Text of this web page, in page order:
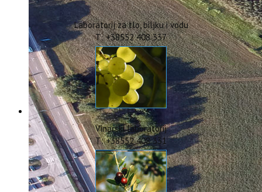
Statut
Strategija
CIP
Pravo na pristup informacijama
Zaštita osobnih podataka
Godišnji izvještaj
Javna nabava
Natječaji za radna mjesta
Zakonodavni okvir
Akti Instituta
Linkovi
Kontakt
webmail
Popularizacija znanosti
ERASMUS+
Laboratorij za tlo, biljku i vodu
T: +38552 408 337
Vinarski laboratorij
T: +38552 408 331